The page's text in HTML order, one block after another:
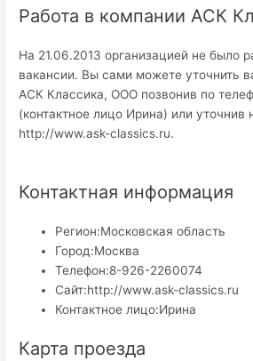
Работа в компании АСК
На 21.06.2013 организацией не было
вакансии. Вы сами можете уточнить
АСК Классика, ООО позвонив по
(контактное лицо Ирина) или уточнив
http://www.ask-classics.ru.
Контактная информация
Регион:Московская область
Город:Москва
Телефон:8-926-2260074
Сайт:http://www.ask-classics.ru
Контактное лицо:Ирина
Карта проезда